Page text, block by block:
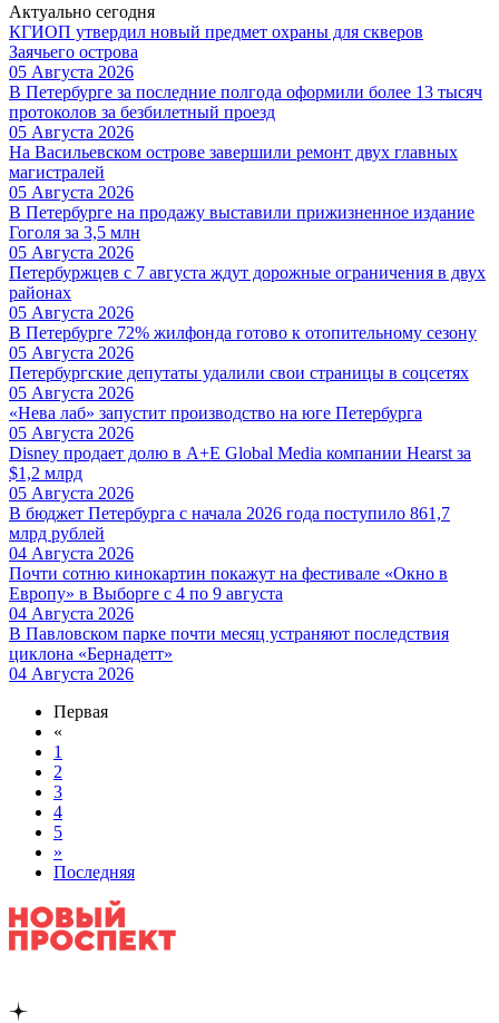
Актуально сегодня
КГИОП утвердил новый предмет охраны для скверов
Заячьего острова
05 Августа 2026
В Петербурге за последние полгода оформили более 13 тысяч
протоколов за безбилетный проезд
05 Августа 2026
На Васильевском острове завершили ремонт двух главных
магистралей
05 Августа 2026
В Петербурге на продажу выставили прижизненное издание
Гоголя за 3,5 млн
05 Августа 2026
Петербуржцев с 7 августа ждут дорожные ограничения в двух
районах
05 Августа 2026
В Петербурге 72% жилфонда готово к отопительному сезону
05 Августа 2026
Петербургские депутаты удалили свои страницы в соцсетях
05 Августа 2026
«Нева лаб» запустит производство на юге Петербурга
05 Августа 2026
Disney продает долю в A+E Global Media компании Hearst за
$1,2 млрд
05 Августа 2026
В бюджет Петербурга с начала 2026 года поступило 861,7
млрд рублей
04 Августа 2026
Почти сотню кинокартин покажут на фестивале «Окно в
Европу» в Выборге с 4 по 9 августа
04 Августа 2026
В Павловском парке почти месяц устраняют последствия
циклона «Бернадетт»
04 Августа 2026
Первая
«
1
2
3
4
5
»
Последняя